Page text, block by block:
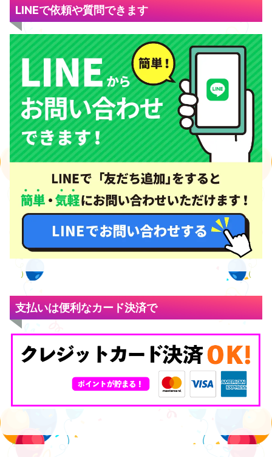
LINEで依頼や質問できます
支払いは便利なカード決済で